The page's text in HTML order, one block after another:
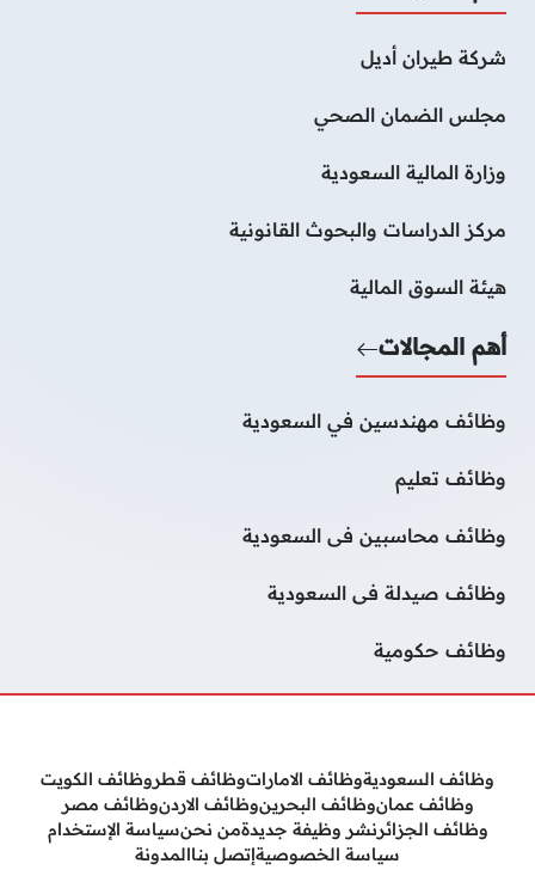
شركة طيران أديل
مجلس الضمان الصحي
وزارة المالية السعودية
مركز الدراسات والبحوث القانونية
هيئة السوق المالية
أهم المجالات
وظائف مهندسين في السعودية
وظائف تعليم
وظائف محاسبين فى السعودية
وظائف صيدلة فى السعودية
وظائف حكومية
وظائف السعوديةوظائف الاماراتوظائف قطروظائف الكويت
وظائف عمانوظائف البحرينوظائف الاردنوظائف مصر
وظائف الجزائرنشر وظيفة جديدةمن نحنسياسة الإستخدام
سياسة الخصوصيةإتصل بناالمدونة